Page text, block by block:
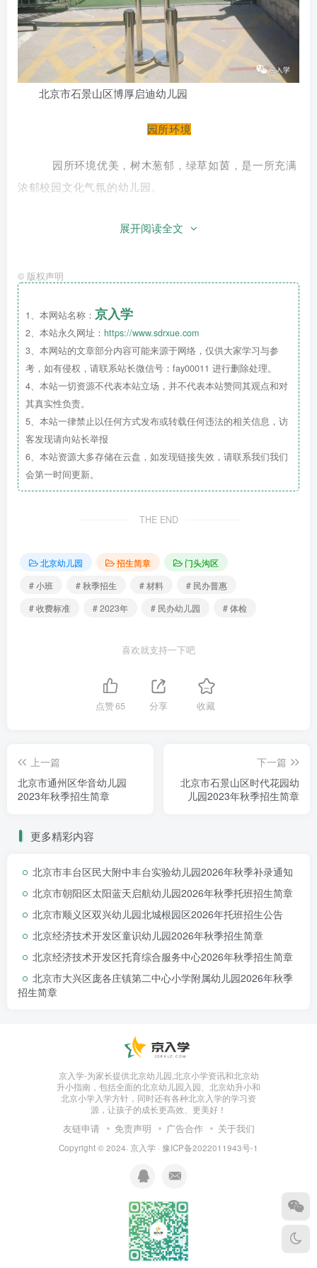
北京市石景山区博厚启迪幼儿园
园所环境
园所环境优美，树木葱郁，绿草如茵，是一所充满
浓郁校园文化气氛的幼儿园。
北京市石景山区博厚启迪幼儿园
要，就是孩子们的饮食。孩子们正在处于生长发育的关键时
安全关乎着每一名幼儿的健康，我园以确保幼儿营养均衡为
展开阅读全文
© 版权声明
1、本网站名称： 京入学
2、本站永久网址： https://www.sdrxue.com
3、本网站的文章部分内容可能来源于网络，仅供大家学习与参
考，如有侵权，请联系站长微信号：fay00011 进行删除处理。
4、本站一切资源不代表本站立场，并不代表本站赞同其观点和对
其真实性负责。
5、本站一律禁止以任何方式发布或转载任何违法的相关信息，访
客发现请向站长举报
6、本站资源大多存储在云盘，如发现链接失效，请联系我们我们
会第一时间更新。
THE END
北京幼儿园 招生简章
门头沟区
# 小班
# 秋季招生 # 材料
# 民办普惠
# 收费标准
# 2023年 # 民办幼儿园 # 体检
喜欢就支持一下吧
点赞65 分享 收藏
上一篇
北京市通州区华音幼儿园
2023年秋季招生简章
下一篇
北京市石景山区时代花园幼
儿园2023年秋季招生简章
更多精彩内容
北京市丰台区民大附中丰台实验幼儿园2026年秋季补录通知
北京市朝阳区太阳蓝天启航幼儿园2026年秋季托班招生简章
北京市顺义区双兴幼儿园北城根园区2026年托班招生公告
北京经济技术开发区童识幼儿园2026年秋季招生简章
北京经济技术开发区托育综合服务中心2026年秋季招生简章
北京市大兴区庞各庄镇第二中心小学附属幼儿园2026年秋季
招生简章
京入学-为家长提供北京幼儿园,北京小学资讯和北京幼
升小指南，包括全面的北京幼儿园入园、北京幼升小和
北京小学入学方针，同时还有各种北京入学的学习资
源，让孩子的成长更高效、更美好！
友链申请 免责声明 广告合作 关于我们
Copyright © 2024· 京入学 · 豫ICP备2022011943号-1